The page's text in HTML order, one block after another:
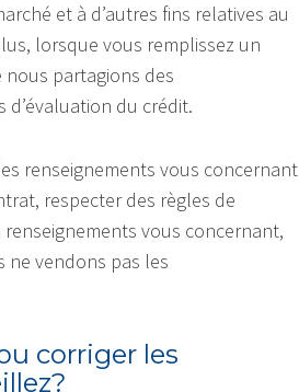
et à d’autres fins relatives au
lorsque vous remplissez un
partagions des
d’évaluation du crédit.
renseignements vous concernant
respecter des règles de
vous concernant,
ne vendons pas les
corriger les